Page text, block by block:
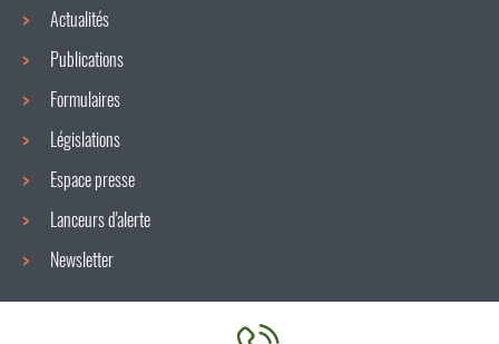
Actualités
Publications
Formulaires
Législations
Espace presse
Lanceurs d'alerte
Newsletter